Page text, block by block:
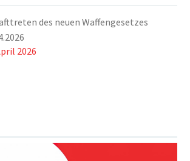
des neuen Waffengesetzes
2026